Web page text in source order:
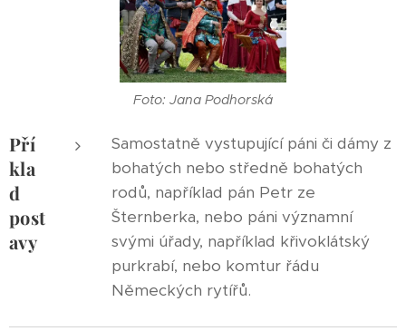
Foto: Jana Podhorská
Pří
kla
d
post
avy
Samostatně vystupující páni či dámy z
bohatých nebo středně bohatých
rodů, například pán Petr ze
Šternberka, nebo páni významní
svými úřady, například křivoklátský
purkrabí, nebo komtur řádu
Německých rytířů.